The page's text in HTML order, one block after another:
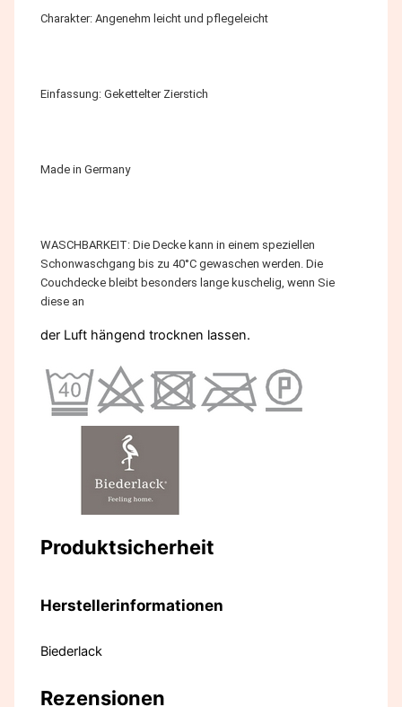
Charakter: Angenehm leicht und pflegeleicht
Einfassung: Gekettelter Zierstich
Made in Germany
WASCHBARKEIT: Die Decke kann in einem speziellen
Schonwaschgang bis zu 40°C gewaschen werden. Die
Couchdecke bleibt besonders lange kuschelig, wenn Sie
diese an
der Luft hängend trocknen lassen.
Produktsicherheit
Herstellerinformationen
Biederlack
Rezensionen